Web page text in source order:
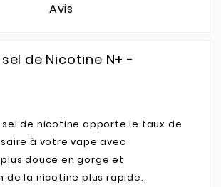
Avis
de Nicotine N+ -
de nicotine apporte le taux de
à votre vape avec
douce en gorge et
de la nicotine plus rapide.